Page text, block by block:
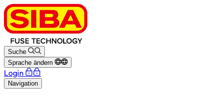
Suche
Sprache ändern
Login
Navigation